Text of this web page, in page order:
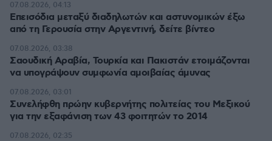
Επεισόδια μεταξύ διαδηλωτών και αστυνομικών έξω
από τη Γερουσία στην Αργεντινή, δείτε βίντεο
07.08.2026, 04:13
Σαουδική Αραβία, Τουρκία και Πακιστάν ετοιμάζονται
να υπογράψουν συμφωνία αμοιβαίας άμυνας
07.08.2026, 03:38
Συνελήφθη πρώην κυβερνήτης πολιτείας του Μεξικού
για την εξαφάνιση των 43 φοιτητών το 2014
07.08.2026, 03:01
07.08.2026, 02:35